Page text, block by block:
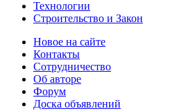
Технологии
Строительство и Закон
Новое на сайте
Контакты
Сотрудничество
Об авторе
Форум
Доска объявлений